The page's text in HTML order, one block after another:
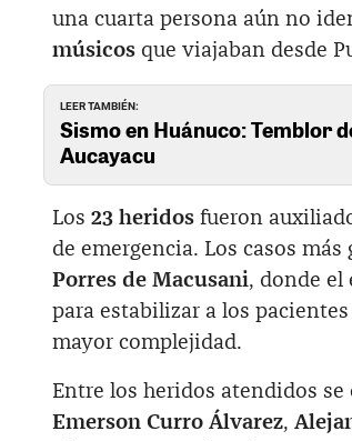
una cuarta persona aún no
músicos que viajaban desde
LEER TAMBIÉN:
Sismo en Huánuco: Temblor
Aucayacu
Los 23 heridos fueron
de emergencia. Los casos más
Porres de Macusani, donde el
para estabilizar a los
mayor complejidad.
Entre los heridos atendidos se
Emerson Curro Álvarez,